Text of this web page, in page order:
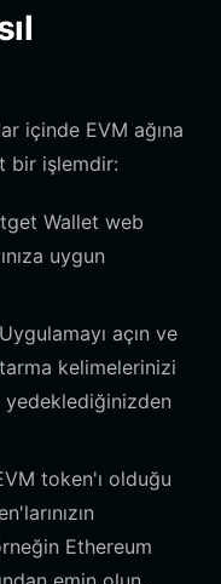
içinde EVM ağına
bir işlemdir:
Wallet web
uygun
Uygulamayı açın ve
kelimelerinizi
yedeklediğinizden
token'ı olduğu
Ethereum